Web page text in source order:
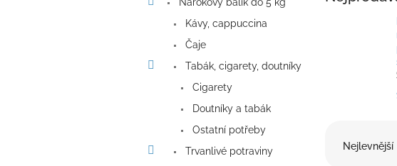
Nárokový balík do 5 kg
Kávy, cappuccina
Čaje
Tabák, cigarety, doutníky
Cigarety
Doutníky a tabák
Ostatní potřeby
Trvanlivé potraviny
Nejlevnější